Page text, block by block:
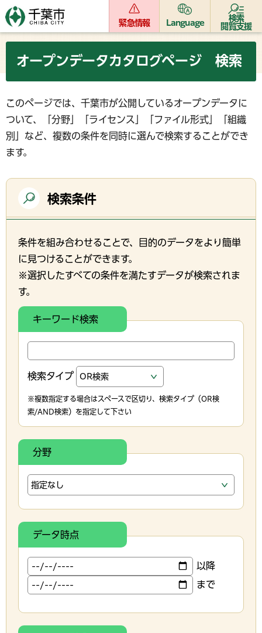
緊急情報 Language
検索
閲覧支援
オープンデータカタログページ 検索
このページでは、千葉市が公開しているオープンデータに
ついて、「分野」「ライセンス」「ファイル形式」「組織
別」など、複数の条件を同時に選んで検索することができ
ます。
検索条件
条件を組み合わせることで、目的のデータをより簡単
に見つけることができます。
※選択したすべての条件を満たすデータが検索されま
す。
キーワード検索
検索タイプ
※複数指定する場合はスペースで区切り、検索タイプ（OR検
索/AND検索）を指定して下さい
分野
データ時点
以降
まで